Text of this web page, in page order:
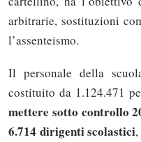
arbitrarie, sostituzioni
l’assenteismo.
Il personale della
costituito da 1.124.471
mettere sotto controllo
6.714 dirigenti scolastici